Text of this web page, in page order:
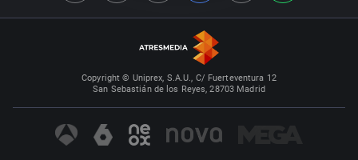
Copyright © Uniprex, S.A.U., C/ Fuerteventura 12
San Sebastián de los Reyes, 28703 Madrid